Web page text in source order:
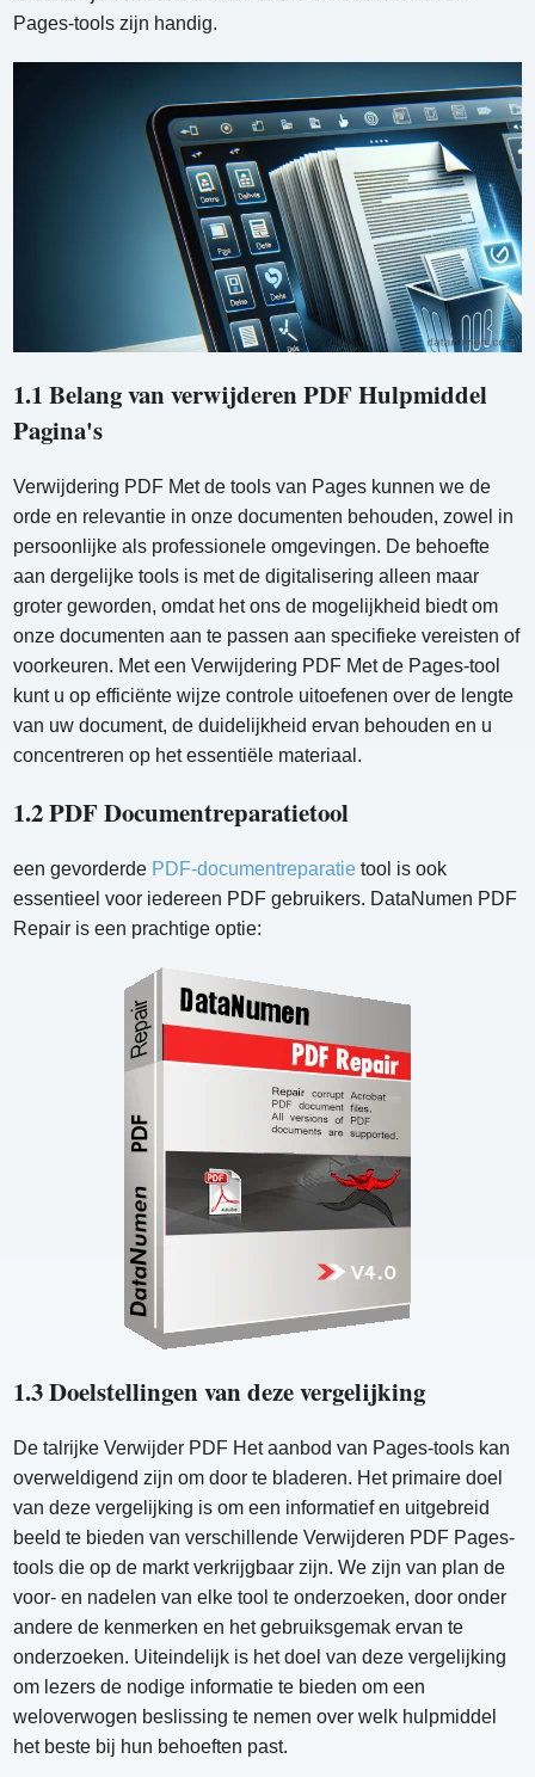
Pages-tools zijn handig.
1.1 Belang van verwijderen PDF Hulpmiddel
Pagina's
Verwijdering PDF Met de tools van Pages kunnen we de
orde en relevantie in onze documenten behouden, zowel in
persoonlijke als professionele omgevingen. De behoefte
aan dergelijke tools is met de digitalisering alleen maar
groter geworden, omdat het ons de mogelijkheid biedt om
onze documenten aan te passen aan specifieke vereisten of
voorkeuren. Met een Verwijdering PDF Met de Pages-tool
kunt u op efficiënte wijze controle uitoefenen over de lengte
van uw document, de duidelijkheid ervan behouden en u
concentreren op het essentiële materiaal.
1.2 PDF Documentreparatietool
een gevorderde PDF-documentreparatie tool is ook
essentieel voor iedereen PDF gebruikers. DataNumen PDF
Repair is een prachtige optie:
1.3 Doelstellingen van deze vergelijking
De talrijke Verwijder PDF Het aanbod van Pages-tools kan
overweldigend zijn om door te bladeren. Het primaire doel
van deze vergelijking is om een ​​informatief en uitgebreid
beeld te bieden van verschillende Verwijderen PDF Pages-
tools die op de markt verkrijgbaar zijn. We zijn van plan de
voor- en nadelen van elke tool te onderzoeken, door onder
andere de kenmerken en het gebruiksgemak ervan te
onderzoeken. Uiteindelijk is het doel van deze vergelijking
om lezers de nodige informatie te bieden om een ​​
weloverwogen beslissing te nemen over welk hulpmiddel
het beste bij hun behoeften past.